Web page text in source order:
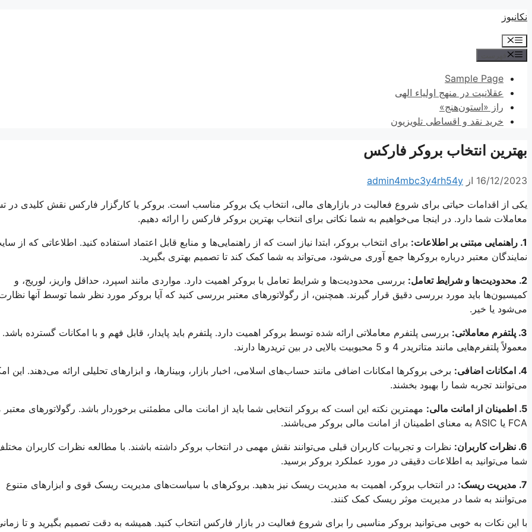
پرش
محتوا
نکانیوز
فهرست
Sample Page
عقلانیت در منهج اولیاء الهی
راز «استون‌هنج»
خرید نقد و اقساطی تلویزیون
بهترین انتخاب بروکر فارکس
16/12/2023 از admin4mbc3y4rh54y
یکی از اقدامات حیاتی برای شروع فعالیت در بازارهای مالی، انتخاب یک بروکر مناسب است. بروکر یا کارگزار فارکس نقش کلیدی در
معاملات شما دارد. در اینجا می‌خواهیم به شما نکاتی برای انتخاب بهترین بروکر فارکس را ارائه دهیم.
1. راهنمایی مبتنی بر اطلاعات:
برای انتخاب بروکر، ابتدا نیاز است که از راهنمایی‌ها و منابع قابل اعتماد استفاده کنید. اطلاعاتی که از
نمایندگان معتبر درباره بروکرها جمع آوری می‌شود، می‌تواند به شما کمک کند تا تصمیم بهتری بگیرید.
2. محدودیت‌ها و شرایط تعامل:
بررسی محدودیت‌ها و شرایط تعامل با بروکر اهمیت دارد. مواردی مانند اسپرد، حداقل واریز، لوریج، و
کمیسیون‌ها باید مورد بررسی دقیق قرار گیرند. همچنین، از رگولاتورهای معتبر بررسی کنید که آیا بروکر مورد نظر شما توسط آنها
می‌شود یا خیر.
3. پلتفرم معاملاتی:
بررسی پلتفرم معاملاتی ارائه شده توسط بروکر اهمیت دارد. پلتفرم باید پایدار، قابل فهم و با امکانات گسترده باشد.
معمولاً پلتفرم‌هایی مانند متاتریدر 4 و 5 محبوبیت بالایی در بین تریدرها دارند.
4. امکانات اضافی:
برخی بروکرها امکانات اضافی مانند حساب‌های اسلامی، اخبار بازار، وبینارها، و ابزارهای تحلیلی ارائه می‌دهند. این
می‌توانند تجربه شما را بهبود بخشند.
5. اطمینان از امانت مالی:
مهمترین نکته این است که بروکر انتخابی شما باید از امانت مالی مطمئنی برخوردار باشد. رگولاتورهای معتبر
FCA یا ASIC به معنای اطمینان از امانت مالی بروکر می‌باشند.
6. نظرات کاربران:
نظرات و تجربیات کاربران قبلی می‌توانند نقش مهمی در انتخاب بروکر داشته باشند. با مطالعه نظرات کاربران
شما می‌توانید به اطلاعات دقیقی در مورد عملکرد بروکر برسید.
7. مدیریت ریسک:
در انتخاب بروکر، اهمیت به مدیریت ریسک نیز بدهید. بروکرهای با سیاست‌های مدیریت ریسک قوی و ابزارهای متنوع
می‌توانند به شما در مدیریت موثر ریسک کمک کنند.
با این نکات به خوبی می‌توانید بروکر مناسبی را برای شروع فعالیت در بازار فارکس انتخاب کنید. همیشه به دقت تصمیم بگیرید و تا